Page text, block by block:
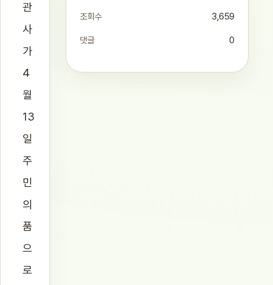
관
사
가
4
월
13
일
주
민
의
품
으
로
조회수 3,659
댓글 0